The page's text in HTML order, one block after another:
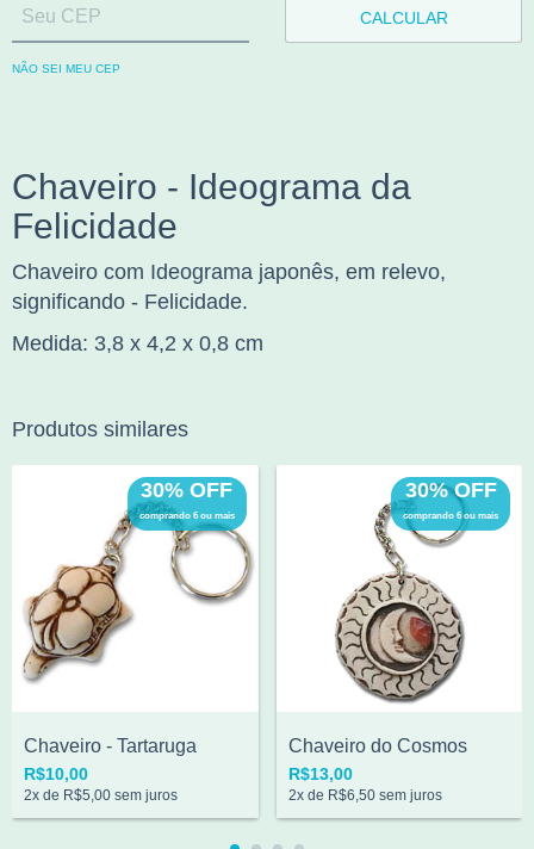
CALCULAR
NÃO SEI MEU CEP
Chaveiro - Ideograma da
Felicidade
Chaveiro com Ideograma japonês, em relevo,
significando - Felicidade.
Medida: 3,8 x 4,2 x 0,8 cm
Produtos similares
30% OFF
comprando 6 ou mais
Chaveiro - Tartaruga
R$10,00
2x de R$5,00 sem juros
30% OFF
comprando 6 ou mais
Chaveiro do Cosmos
R$13,00
2x de R$6,50sem juros